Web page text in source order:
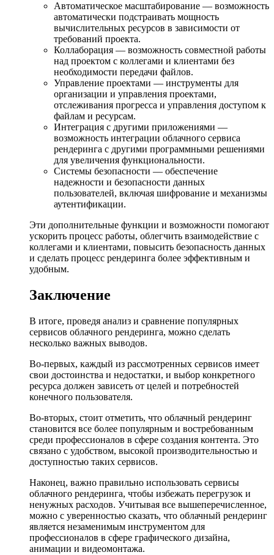
Автоматическое масштабирование — возможность
автоматически подстраивать мощность
вычислительных ресурсов в зависимости от
требований проекта.
Коллаборация — возможность совместной работы
над проектом с коллегами и клиентами без
необходимости передачи файлов.
Управление проектами — инструменты для
организации и управления проектами,
отслеживания прогресса и управления доступом к
файлам и ресурсам.
Интеграция с другими приложениями —
возможность интеграции облачного сервиса
рендеринга с другими программными решениями
для увеличения функциональности.
Системы безопасности — обеспечение
надежности и безопасности данных
пользователей, включая шифрование и механизмы
аутентификации.
Эти дополнительные функции и возможности помогают
ускорить процесс работы, облегчить взаимодействие с
коллегами и клиентами, повысить безопасность данных
и сделать процесс рендеринга более эффективным и
удобным.
Заключение
В итоге, проведя анализ и сравнение популярных
сервисов облачного рендеринга, можно сделать
несколько важных выводов.
Во-первых, каждый из рассмотренных сервисов имеет
свои достоинства и недостатки, и выбор конкретного
ресурса должен зависеть от целей и потребностей
конечного пользователя.
Во-вторых, стоит отметить, что облачный рендеринг
становится все более популярным и востребованным
среди профессионалов в сфере создания контента. Это
связано с удобством, высокой производительностью и
доступностью таких сервисов.
Наконец, важно правильно использовать сервисы
облачного рендеринга, чтобы избежать перегрузок и
ненужных расходов. Учитывая все вышеперечисленное,
можно с уверенностью сказать, что облачный рендеринг
является незаменимым инструментом для
профессионалов в сфере графического дизайна,
анимации и видеомонтажа.